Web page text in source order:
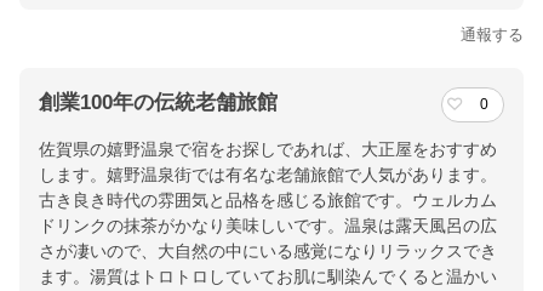
通報する
創業100年の伝統老舗旅館 0
佐賀県の嬉野温泉で宿をお探しであれば、大正屋をおすすめ
します。嬉野温泉街では有名な老舗旅館で人気があります。
古き良き時代の雰囲気と品格を感じる旅館です。ウェルカム
ドリンクの抹茶がかなり美味しいです。温泉は露天風呂の広
さが凄いので、大自然の中にいる感覚になりリラックスでき
ます。湯質はトロトロしていてお肌に馴染んでくると温かい